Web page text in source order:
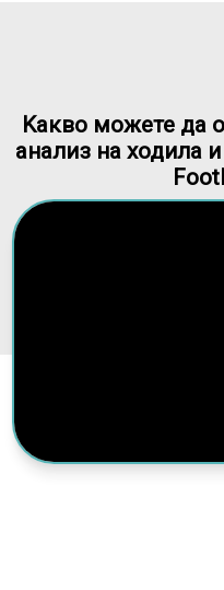
Kакво можете да
анализ на ходила